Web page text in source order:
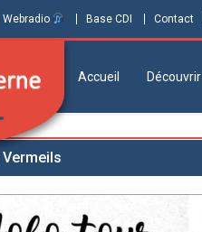
Webradio Base CDI Contact
élèves,
Accueil Découvrir